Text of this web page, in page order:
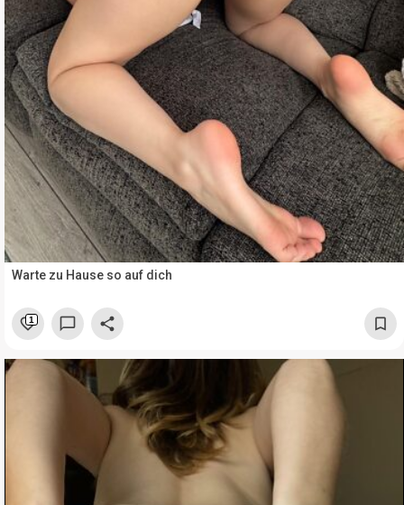
Warte zu Hause so auf dich
1